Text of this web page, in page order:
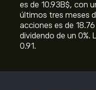
es de 10.93B‎$‎, con
últimos tres meses
acciones es de
dividendo de un 0%.
0.91.